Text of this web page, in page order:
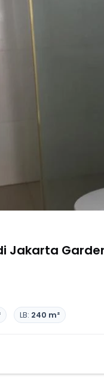
Jakarta
LB: 240 m²